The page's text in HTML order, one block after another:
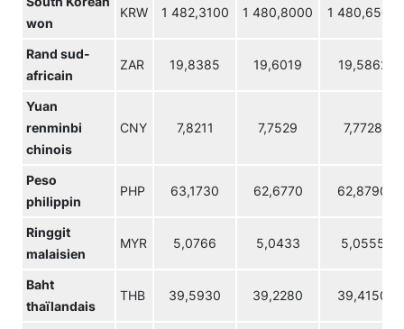
won
KRW 1 482,3100 1 480,8000 1 480,6500
Rand sud-
africain
ZAR 19,8385 19,6019 19,5862
Yuan
renminbi
chinois
CNY 7,8211 7,7529 7,7728
Peso
philippin
PHP 63,1730 62,6770 62,8790
Ringgit
malaisien
MYR 5,0766 5,0433 5,0555
Baht
thaïlandais
THB 39,5930 39,2280 39,4150